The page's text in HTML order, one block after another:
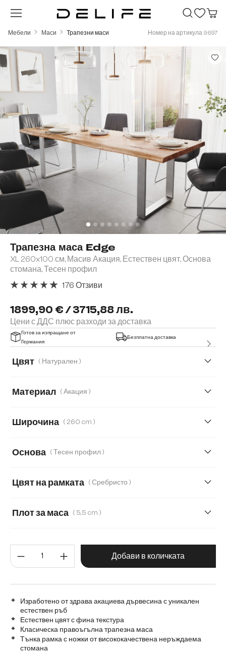
Преминете към основното съдържание
Мебели Маси Трапезни маси Номер на артикула 9697
Трапезна маса Edge
XL 260x100 см, Масив Акация, Естествен цвят, Основа
стомана, Тесен профил
1899,90 € / 3715,88 лв.
Цени с ДДС плюс разходи за доставка
176 Отзиви
Готов за изпращане от
Германия
Безплатна доставка
Цвят ( Натурален )
Материал ( Акация )
Широчина ( 260 cm )
240 cm
Основа ( Тесен профил )
Цвят на рамката ( Сребристо )
Transparent
Плот за маса ( 5,5 cm )
Количество на продукта:
Добави в количката
Изработено от здрава акациева дървесина с уникален
естествен ръб
Естествен цвят с фина текстура
Класическа правоъгълна трапезна маса
Тънка рамка с ножки от висококачествена неръждаема
стомана
Пропуснете галерия с изображения